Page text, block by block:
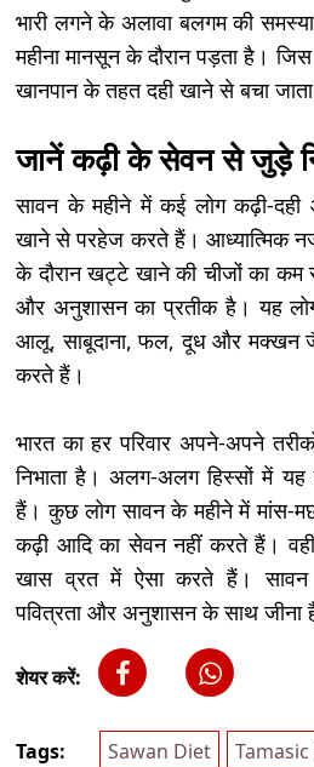
भारी लगने के अलावा बलगम की
महीना मानसून के दौरान पड़ता है। जिस
खानपान के तहत दही खाने से बचा
जानें कढ़ी के सेवन से जुड़े
सावन के महीने में कई लोग कढ़ी-
खाने से परहेज करते हैं। आध्यात्मिक
के दौरान खट्टे खाने की चीजों का कम
और अनुशासन का प्रतीक है। यह
आलू, साबूदाना, फल, दूध और मक्खन
करते हैं।
भारत का हर परिवार अपने-अपने
निभाता है। अलग-अलग हिस्सों में यह
हैं। कुछ लोग सावन के महीने में मांस-
कढ़ी आदि का सेवन नहीं करते हैं। वहीं
खास व्रत में ऐसा करते हैं। सावन
पवित्रता और अनुशासन के साथ जीना
शेयर करें:
Tags: Sawan Diet